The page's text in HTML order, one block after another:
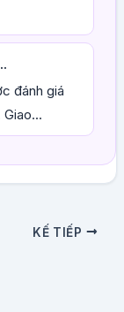
đánh giá
KẾ TIẾP